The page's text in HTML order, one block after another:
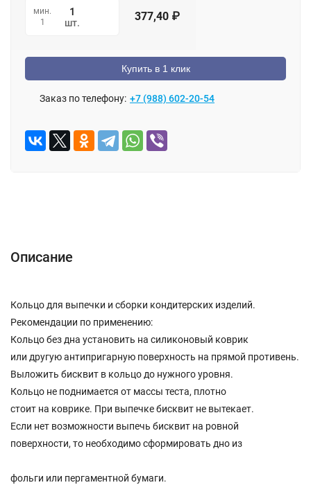
мин.
1
шт. 377,40 ₽
Купить в 1 клик
Заказ по телефону: +7 (988) 602-20-54
Описание
Кольцо для выпечки и сборки кондитерских изделий.
Рекомендации по применению:
Кольцо без дна установить на силиконовый коврик
или другую антипригарную поверхность на прямой противень.
Выложить бисквит в кольцо до нужного уровня.
Кольцо не поднимается от массы теста, плотно
стоит на коврике. При выпечке бисквит не вытекает.
Если нет возможности выпечь бисквит на ровной
поверхности, то необходимо сформировать дно из
фольги или пергаментной бумаги.